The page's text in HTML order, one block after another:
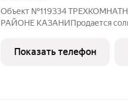
Объект №119334
РАЙОНЕ КАЗАНИПродается
Квартира под ремонт в
семьи с детьми, так и для
Показать телефон